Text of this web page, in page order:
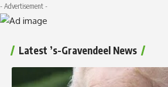
- Advertisement -
Latest ’s-Gravendeel News